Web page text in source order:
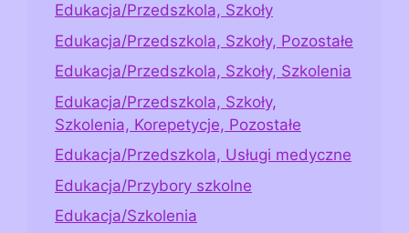
Edukacja/Przedszkola, Szkoły
Edukacja/Przedszkola, Szkoły, Pozostałe
Edukacja/Przedszkola, Szkoły, Szkolenia
Edukacja/Przedszkola, Szkoły,
Szkolenia, Korepetycje, Pozostałe
Edukacja/Przedszkola, Usługi medyczne
Edukacja/Przybory szkolne
Edukacja/Szkolenia